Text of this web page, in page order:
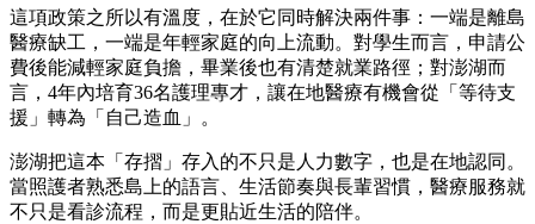
這項政策之所以有溫度，在於它同時解決兩件事：一端是離島
醫療缺工，一端是年輕家庭的向上流動。對學生而言，申請公
費後能減輕家庭負擔，畢業後也有清楚就業路徑；對澎湖而
言，4年內培育36名護理專才，讓在地醫療有機會從「等待支
援」轉為「自己造血」。
澎湖把這本「存摺」存入的不只是人力數字，也是在地認同。
當照護者熟悉島上的語言、生活節奏與長輩習慣，醫療服務就
不只是看診流程，而是更貼近生活的陪伴。